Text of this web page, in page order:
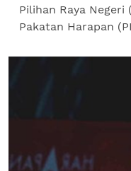
Pilihan Raya Negeri
Pakatan Harapan
masyarakat